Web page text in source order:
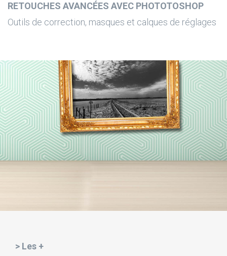
RETOUCHES AVANCÉES AVEC PHOTOTOSHOP
Outils de correction, masques et calques de réglages
> Les +